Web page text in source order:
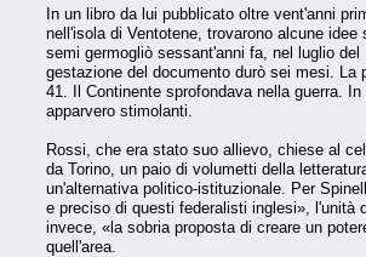
In un libro da lui pubblicato oltre vent'anni
nell'isola di Ventotene, trovarono alcune
semi germogliò sessant'anni fa, nel luglio
gestazione del documento durò sei mesi. La
41. Il Continente sprofondava nella guerra.
apparvero stimolanti.
Rossi, che era stato suo allievo, chiese al
da Torino, un paio di volumetti della
un'alternativa politico-istituzionale. Per
e preciso di questi federalisti inglesi», l'unità
invece, «la sobria proposta di creare un
quell'area.